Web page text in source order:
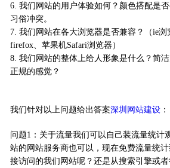
6. 我们网站的用户体验如何？颜色搭配是
习俗冲突。
7. 我们网站在各大浏览器是否兼容？（ie浏
firefox、苹果机Safari浏览器）
8. 我们网站的整体上给人形象是什么？简
正规的感觉？
我们针对以上问题给出答案深圳网站建设：
问题1：关于流量我们可以自己装流量统计
站的网站服务商也可以，现在免费流量统
接访问的我们网站呢？还是从搜索引擎或